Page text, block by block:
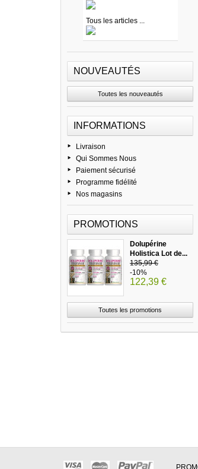
Tous les articles ...
NOUVEAUTÉS
Toutes les nouveautés
INFORMATIONS
Livraison
Qui Sommes Nous
Paiement sécurisé
Programme fidélité
Nos magasins
PROMOTIONS
Dolupérine
Holistica Lot de...
135,99 €
-10%
122,39 €
Toutes les promotions